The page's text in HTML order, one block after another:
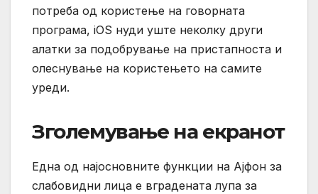
потреба од користење на говорната
програма, iOS нуди уште неколку други
алатки за подобрување на пристапноста и
олеснување на користењето на самите
уреди.
Зголемување на екранот
Една од најосновните функции на Ајфон за
слабовидни лица е вградената лупа за